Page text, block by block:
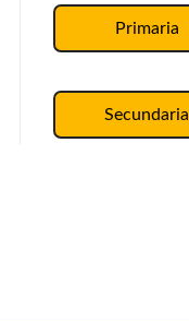
Primaria
Secundaria